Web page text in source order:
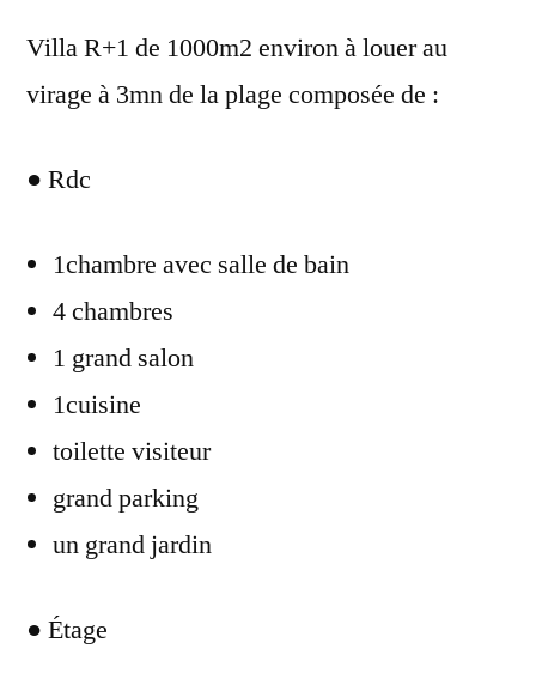
Villa R+1 de 1000m2 environ à louer au
virage à 3mn de la plage composée de :
● Rdc
1chambre avec salle de bain
4 chambres
1 grand salon
1cuisine
toilette visiteur
grand parking
un grand jardin
● Étage